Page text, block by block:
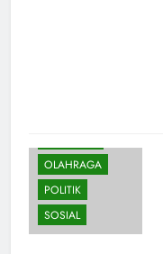
OLAHRAGA
POLITIK
SOSIAL